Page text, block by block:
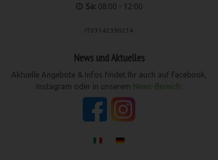
Sa:08:00 - 12:00
IT03142390214
News und Aktuelles
Aktuelle Angebote & Infos findet Ihr auch auf Facebook,
Instagram oder in unserem News-Bereich: